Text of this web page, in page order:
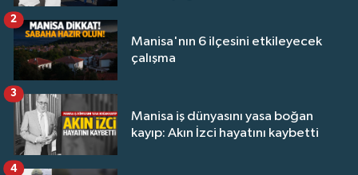
Manisa'nın 6 ilçesini etkileyecek
çalışma
2
Manisa iş dünyasını yasa boğan
kayıp: Akın İzci hayatını kaybetti
3
4